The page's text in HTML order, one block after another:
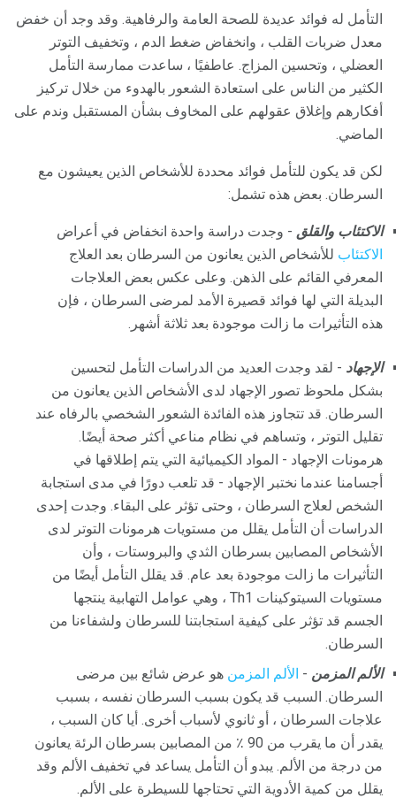
التأمل له فوائد عديدة للصحة العامة والرفاهية. وقد وجد أن خفض
معدل ضربات القلب ، وانخفاض ضغط الدم ، وتخفيف التوتر
العضلي ، وتحسين المزاج. عاطفيًا ، ساعدت ممارسة التأمل
الكثير من الناس على استعادة الشعور بالهدوء من خلال تركيز
أفكارهم وإغلاق عقولهم على المخاوف بشأن المستقبل وندم على
الماضي.
لكن قد يكون للتأمل فوائد محددة للأشخاص الذين يعيشون مع
السرطان. بعض هذه تشمل:
الاكتئاب والقلق - وجدت دراسة واحدة انخفاض في أعراض
الاكتئاب للأشخاص الذين يعانون من السرطان بعد العلاج
المعرفي القائم على الذهن. وعلى عكس بعض العلاجات
البديلة التي لها فوائد قصيرة الأمد لمرضى السرطان ، فإن
هذه التأثيرات ما زالت موجودة بعد ثلاثة أشهر.
الإجهاد - لقد وجدت العديد من الدراسات التأمل لتحسين
بشكل ملحوظ تصور الإجهاد لدى الأشخاص الذين يعانون من
السرطان. قد تتجاوز هذه الفائدة الشعور الشخصي بالرفاه عند
تقليل التوتر ، وتساهم في نظام مناعي أكثر صحة أيضًا.
هرمونات الإجهاد - المواد الكيميائية التي يتم إطلاقها في
أجسامنا عندما نختبر الإجهاد - قد تلعب دورًا في مدى استجابة
الشخص لعلاج السرطان ، وحتى تؤثر على البقاء. وجدت إحدى
الدراسات أن التأمل يقلل من مستويات هرمونات التوتر لدى
الأشخاص المصابين بسرطان الثدي والبروستات ، وأن
التأثيرات ما زالت موجودة بعد عام. قد يقلل التأمل أيضًا من
مستويات السيتوكينات Th1 ، وهي عوامل التهابية ينتجها
الجسم قد تؤثر على كيفية استجابتنا للسرطان ولشفاءنا من
السرطان.
الألم المزمن - الألم المزمن هو عرض شائع بين مرضى
السرطان. السبب قد يكون بسبب السرطان نفسه ، بسبب
علاجات السرطان ، أو ثانوي لأسباب أخرى. أيا كان السبب ،
يقدر أن ما يقرب من 90 ٪ من المصابين بسرطان الرئة يعانون
من درجة من الألم. يبدو أن التأمل يساعد في تخفيف الألم وقد
يقلل من كمية الأدوية التي تحتاجها للسيطرة على الألم.